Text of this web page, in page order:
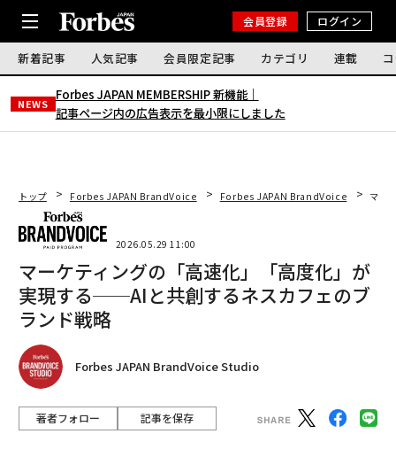
会員登録 ログイン
新着記事 人気記事 会員限定記事 カテゴリ 連載
NEWS
Forbes JAPAN MEMBERSHIP 新機能｜
記事ページ内の広告表示を最小限にしました
トップ Forbes JAPAN BrandVoice Forbes JAPAN BrandVoice マー
2026.05.29 11:00
マーケティングの「高速化」「高度化」が
実現する──AIと共創するネスカフェのブ
ランド戦略
Forbes JAPAN BrandVoice Studio
著者フォロー 記事を保存